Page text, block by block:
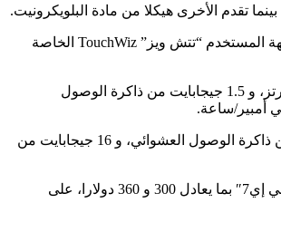
تقدم الأخرى هيكلا من مادة البلويكرونيت.
وتدعم كافة هواتف السلسلتين شريحتي اتصال، وتعمل جميعها بالمعالج “كوالكوم سنابدراجون 410″، وبالإصدار 4.4.4 “كيت كات” من نظام التشغيل أندرويد مع واجهة المستخدم “تتش ويز” TouchWiz الخاصة
وفيما يتعلق بباقي المواصفات، يقدم الهاتف “جالاكسي إي5″ شاشة “سوبر أمولد” بقياس 5 بوصات وبدقة 1,280×720 بكسل، ومعالجا رباعي النوى بتردد 1.2 جيجاهرتز، و 1.5 جيجابايت من ذاكرة الوصول
ويقدم الهاتف الأكبر، “جالاكسي إي7″، شاشة “سوبر أمولد” بقياس 5.5 بوصات وبدقة 1,280×720 بكسل، ومعالجا رباعي النوى بتردد 1.2 جيجاهرتز، و 2 جيجابايت من ذاكرة الوصول العشوائي، و 16 جيجابايت من
ويتوفر الهاتفان “جالاكسي أيه3″ و “جالاكسي أيه5″ بما يعادل تقريبا 325 و 400 دولار، على الترتيب، بينما تعتزم إطلاق الهاتفين الجديدين، “جالاكسي إي5″ و “جالاكسي إي7″ بما يعادل 300 و 360 دولارا، على